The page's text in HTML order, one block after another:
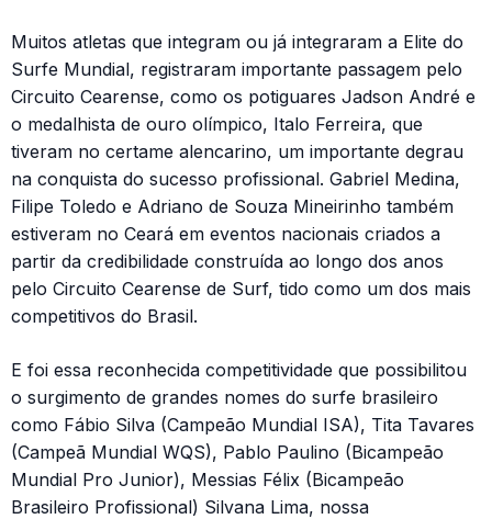
Muitos atletas que integram ou já integraram a Elite do
Surfe Mundial, registraram importante passagem pelo
Circuito Cearense, como os potiguares Jadson André e
o medalhista de ouro olímpico, Italo Ferreira, que
tiveram no certame alencarino, um importante degrau
na conquista do sucesso profissional. Gabriel Medina,
Filipe Toledo e Adriano de Souza Mineirinho também
estiveram no Ceará em eventos nacionais criados a
partir da credibilidade construída ao longo dos anos
pelo Circuito Cearense de Surf, tido como um dos mais
competitivos do Brasil.
E foi essa reconhecida competitividade que possibilitou
o surgimento de grandes nomes do surfe brasileiro
como Fábio Silva (Campeão Mundial ISA), Tita Tavares
(Campeã Mundial WQS), Pablo Paulino (Bicampeão
Mundial Pro Junior), Messias Félix (Bicampeão
Brasileiro Profissional) Silvana Lima, nossa